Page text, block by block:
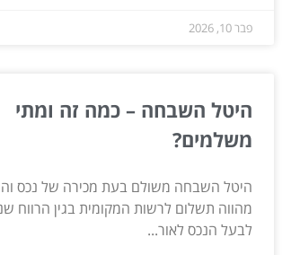
פבר 10, 2026
היטל השבחה – כמה זה ומתי
משלמים?
היטל השבחה משולם בעת מכירה של נכס
מהווה תשלום לרשות המקומית בגין הרווח
לבעל הנכס לאור...